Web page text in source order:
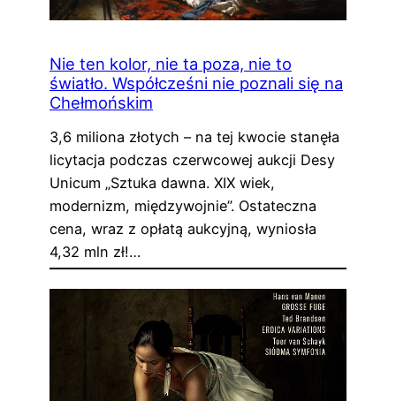
Nie ten kolor, nie ta poza, nie to
światło. Współcześni nie poznali się na
Chełmońskim
3,6 miliona złotych – na tej kwocie stanęła
licytacja podczas czerwcowej aukcji Desy
Unicum „Sztuka dawna. XIX wiek,
modernizm, międzywojnie”. Ostateczna
cena, wraz z opłatą aukcyjną, wyniosła
4,32 mln zł!…